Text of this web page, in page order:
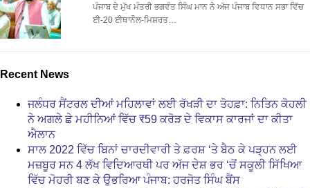
ਪੰਜਾਬ ਦੇ ਮੁੱਖ ਮੰਤਰੀ ਭਗਵੰਤ ਸਿੰਘ ਮਾਨ ਨੇ ਅੱਜ ਪੰਜਾਬ ਵਿਧਾਨ ਸਭਾ ਵਿੱਚ
ਈ-20 ਈਥਾਨੌਲ-ਮਿਸ਼ਰਤ…
Recent News
ਜਲੰਧਰ ਸੈਂਟਰਲ ਦੀਆਂ ਮਹਿਲਾਵਾਂ ਲਈ ਰੱਖੜੀ ਦਾ ਤੋਹਫ਼ਾ: ਨਿਤਿਨ ਕੋਹਲੀ
ਨੇ ਅਗਲੇ ਛੇ ਮਹੀਨਿਆਂ ਵਿੱਚ ₹59 ਕਰੋੜ ਦੇ ਵਿਕਾਸ ਕਾਰਜਾਂ ਦਾ ਕੀਤਾ
ਐਲਾਨ
ਸਾਲ 2022 ਵਿੱਚ ਬਿਨਾਂ ਚਾਰਦੀਵਾਰੀ ਤੇ ਫ਼ਰਸ਼ ‘ਤੇ ਬੈਠ ਕੇ ਪੜ੍ਹਨ ਲਈ
ਮਜ਼ਬੂਰ ਸਨ 4 ਲੱਖ ਵਿਦਿਆਰਥੀ ਪਰ ਅੱਜ ਦੇਸ਼ ਭਰ ‘ਚੋਂ ਸਕੂਲੀ ਸਿੱਖਿਆ
ਵਿੱਚ ਮੋਹਰੀ ਬਣ ਕੇ ਉਭਰਿਆ ਪੰਜਾਬ: ਹਰਜੋਤ ਸਿੰਘ ਬੈਂਸ